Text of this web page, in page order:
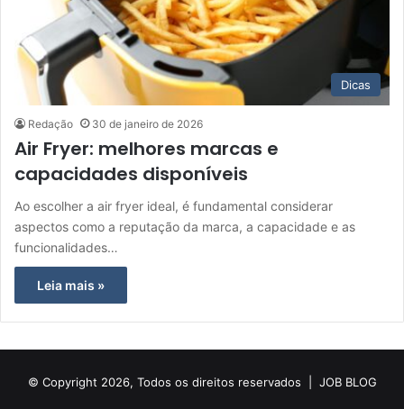
Dicas
Redação 30 de janeiro de 2026
Air Fryer: melhores marcas e
capacidades disponíveis
Ao escolher a air fryer ideal, é fundamental considerar
aspectos como a reputação da marca, a capacidade e as
funcionalidades…
Leia mais »
© Copyright 2026, Todos os direitos reservados | JOB BLOG